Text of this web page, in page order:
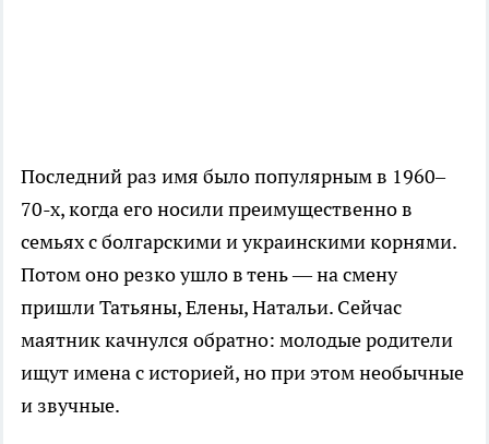
Последний раз имя было популярным в 1960–
70-х, когда его носили преимущественно в
семьях с болгарскими и украинскими корнями.
Потом оно резко ушло в тень — на смену
пришли Татьяны, Елены, Натальи. Сейчас
маятник качнулся обратно: молодые родители
ищут имена с историей, но при этом необычные
и звучные.